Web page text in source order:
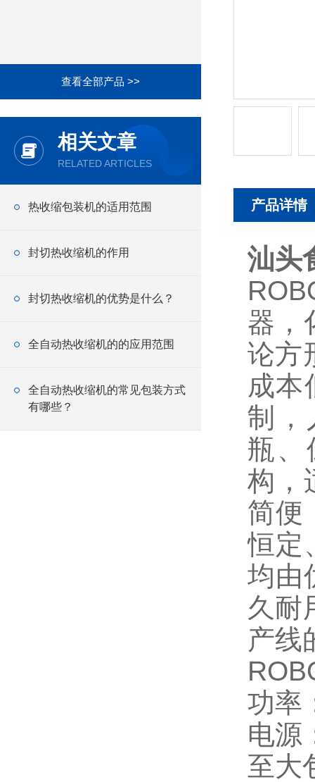
查看全部产品 >>
相关文章
RELATED ARTICLES
热收缩包装机的适用范围
封切热收缩机的作用
封切热收缩机的优势是什么？
全自动热收缩机的的应用范围
全自动热收缩机的常见包装方式
有哪些？
产品详情
汕头
器，
论方
成本
制，
瓶、
构，
简便
恒定
均由
久耐
产线
功率
电源
至大